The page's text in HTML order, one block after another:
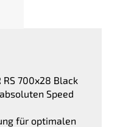
RS 700x28 Black
Speed
für optimalen